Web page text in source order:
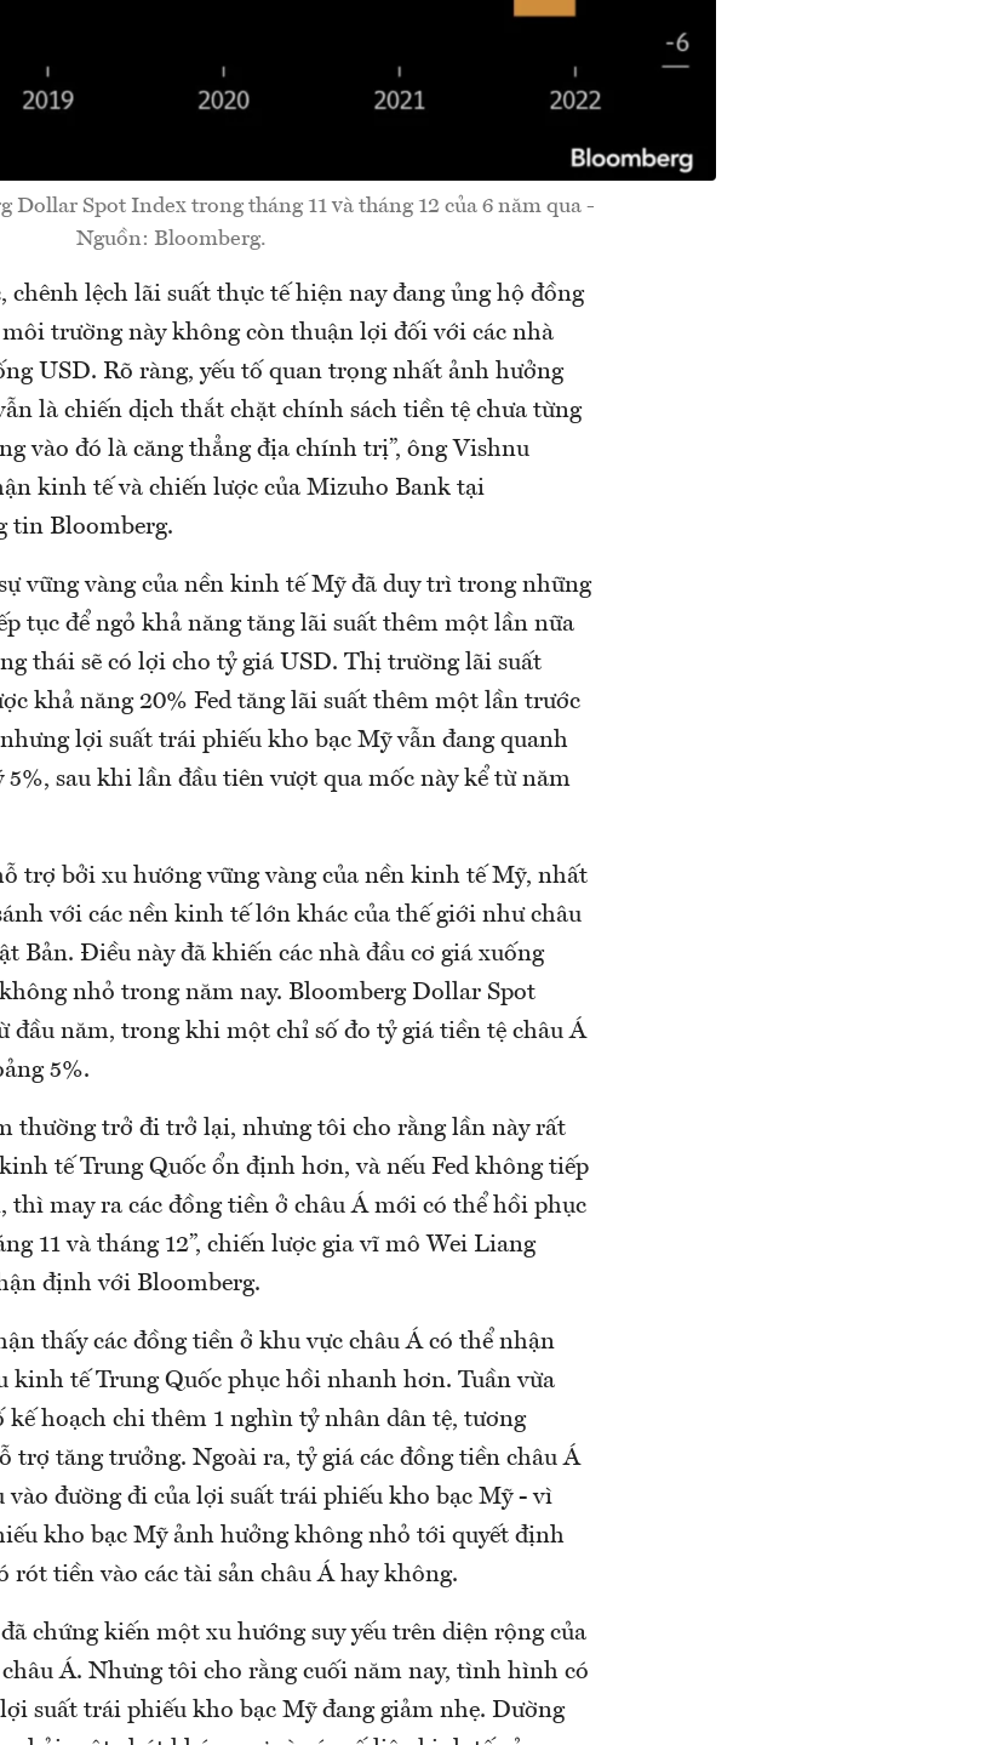
Dollar Spot Index trong tháng 11 và tháng 12 của 6 năm qua -
Nguồn: Bloomberg.
chênh lệch lãi suất thực tế hiện nay đang ủng hộ đồng
trường này không còn thuận lợi đối với các nhà
USD. Rõ ràng, yếu tố quan trọng nhất ảnh hưởng
là chiến dịch thắt chặt chính sách tiền tệ chưa từng
vào đó là căng thẳng địa chính trị”, ông Vishnu
kinh tế và chiến lược của Mizuho Bank tại
tin Bloomberg.
vững vàng của nền kinh tế Mỹ đã duy trì trong những
tục để ngỏ khả năng tăng lãi suất thêm một lần nữa
thái sẽ có lợi cho tỷ giá USD. Thị trường lãi suất
khả năng 20% Fed tăng lãi suất thêm một lần trước
lợi suất trái phiếu kho bạc Mỹ vẫn đang quanh
sau khi lần đầu tiên vượt qua mốc này kể từ năm
trợ bởi xu hướng vững vàng của nền kinh tế Mỹ, nhất
với các nền kinh tế lớn khác của thế giới như châu
Bản. Điều này đã khiến các nhà đầu cơ giá xuống
nhỏ trong năm nay. Bloomberg Dollar Spot
đầu năm, trong khi một chỉ số đo tỷ giá tiền tệ châu Á
5%.
thường trở đi trở lại, nhưng tôi cho rằng lần này rất
tế Trung Quốc ổn định hơn, và nếu Fed không tiếp
thì may ra các đồng tiền ở châu Á mới có thể hồi phục
11 và tháng 12”, chiến lược gia vĩ mô Wei Liang
định với Bloomberg.
thấy các đồng tiền ở khu vực châu Á có thể nhận
kinh tế Trung Quốc phục hồi nhanh hơn. Tuần vừa
kế hoạch chi thêm 1 nghìn tỷ nhân dân tệ, tương
trợ tăng trưởng. Ngoài ra, tỷ giá các đồng tiền châu Á
vào đường đi của lợi suất trái phiếu kho bạc Mỹ - vì
kho bạc Mỹ ảnh hưởng không nhỏ tới quyết định
rót tiền vào các tài sản châu Á hay không.
chứng kiến một xu hướng suy yếu trên diện rộng của
Á. Nhưng tôi cho rằng cuối năm nay, tình hình có
suất trái phiếu kho bạc Mỹ đang giảm nhẹ. Dường